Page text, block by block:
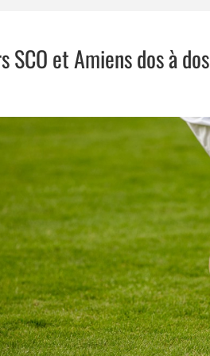
SCO et Amiens dos à dos